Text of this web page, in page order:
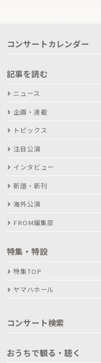
コンサートカレンダー
記事を読む
ニュース
企画・連載
トピックス
注目公演
インタビュー
新譜・新刊
海外公演
FROM編集部
特集・特設
特集TOP
ヤマハホール
コンサート検索
おうちで観る・聴く